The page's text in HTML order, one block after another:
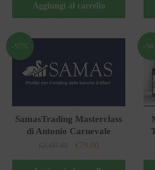
era:
€997.00.
è:
€39.00.
Aggiungi al carrello
-97%
SamasTrading Masterclass
di Antonio Carnevale
Il
prezzo
€79.00
prezzo
-